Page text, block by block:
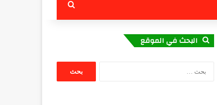
بحث عن
البحث في الموقع